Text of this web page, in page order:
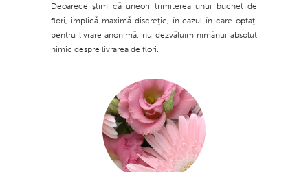
Deoarece ştim că uneori trimiterea unui buchet de
flori, implică maximă discreţie, în cazul în care optaţi
pentru livrare anonimă, nu dezvăluim nimănui absolut
nimic despre livrarea de flori.